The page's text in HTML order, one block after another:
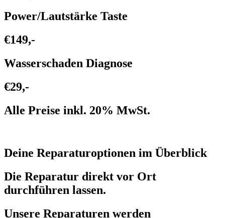
Power/Lautstärke Taste
€149,-
Wasserschaden Diagnose
€29,-
Alle Preise inkl. 20% MwSt.
Deine Reparaturoptionen im Überblick
Die Reparatur direkt vor Ort
durchführen lassen.
Unsere Reparaturen werden